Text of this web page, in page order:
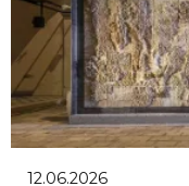
12.06.2026